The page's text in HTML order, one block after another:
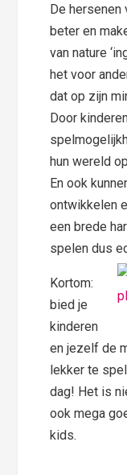
De hersenen
beter en
van nature
het voor
dat op zijn
Door
hun wereld
En ook
ontwikkelen
een brede
spelen dus
Kortom:
bied je
kinderen
en jezelf de
lekker te
dag! Het is
ook mega
kids.